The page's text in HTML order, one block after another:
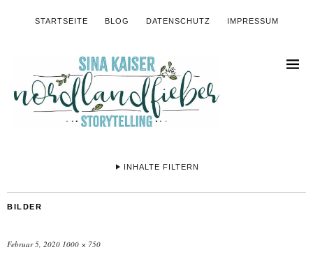
STARTSEITE BLOG DATENSCHUTZ IMPRESSUM
INHALTE FILTERN
BILDER
Februar 5, 2020 1000 × 750